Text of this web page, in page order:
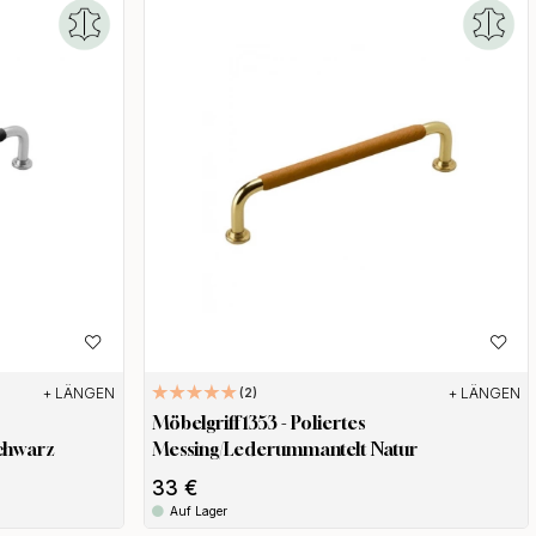
+ LÄNGEN 2 + LÄNGEN
Möbelgriff 1353 - Poliertes
Messing/Lederummantelt Natur
33 €
Auf Lager
über